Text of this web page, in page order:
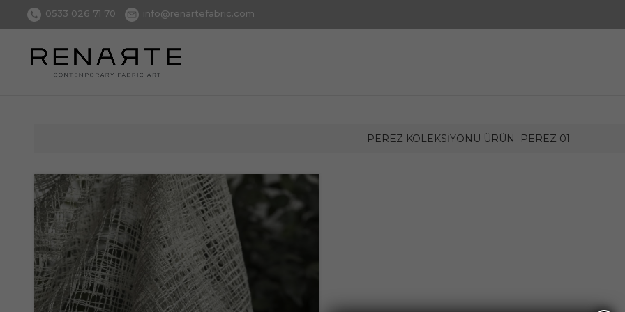
0533 026 71 70 info@renartefabric.com
PEREZ KOLEKSIYONU ÜRÜN PEREZ 01